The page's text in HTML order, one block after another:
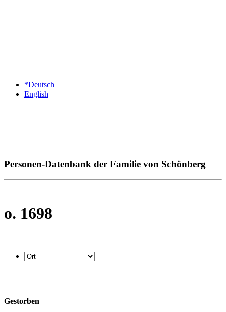
*Deutsch
English
Personen-Datenbank der Familie von Schönberg
o. 1698
Gestorben